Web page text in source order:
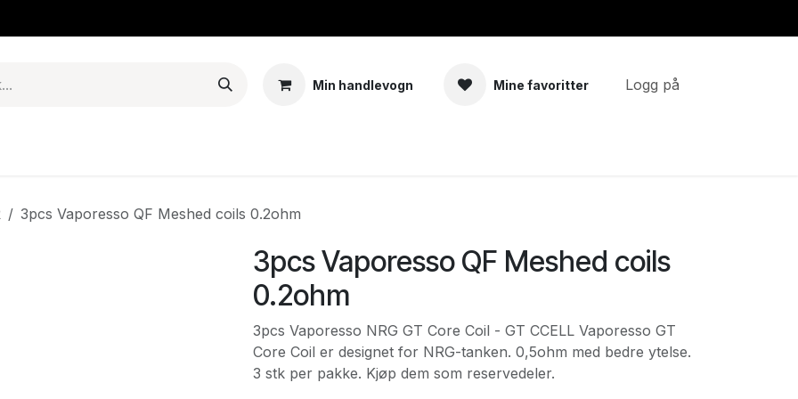
Min handlevogn Mine favoritter Logg på
3pcs Vaporesso QF Meshed coils 0.2ohm
3pcs Vaporesso QF Meshed coils
0.2ohm
3pcs Vaporesso NRG GT Core Coil - GT CCELL Vaporesso GT
Core Coil er designet for NRG-tanken. 0,5ohm med bedre ytelse.
3 stk per pakke. Kjøp dem som reservedeler.